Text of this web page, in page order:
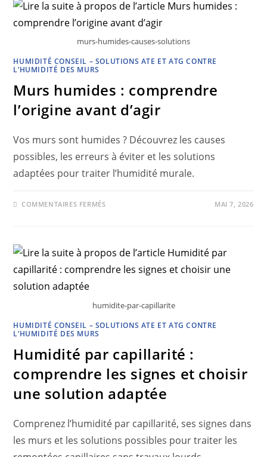
murs-humides-causes-solutions
HUMIDITÉ CONSEIL – SOLUTIONS ATE ET ATG CONTRE
L’HUMIDITÉ DES MURS
Murs humides : comprendre
l’origine avant d’agir
Vos murs sont humides ? Découvrez les causes
possibles, les erreurs à éviter et les solutions
adaptées pour traiter l’humidité murale.
COMMENTAIRES FERMÉS MAI 7, 2026
humidite-par-capillarite
HUMIDITÉ CONSEIL – SOLUTIONS ATE ET ATG CONTRE
L’HUMIDITÉ DES MURS
Humidité par capillarité :
comprendre les signes et choisir
une solution adaptée
Comprenez l’humidité par capillarité, ses signes dans
les murs et les solutions possibles pour traiter les